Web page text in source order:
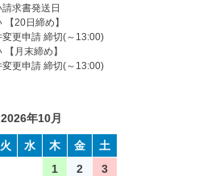
求書発送日
【20日締め】
更申請 締切(～13:00)
【月末締め】
更申請 締切(～13:00)
2026年10月
火 水 木 金
土
1
2
3